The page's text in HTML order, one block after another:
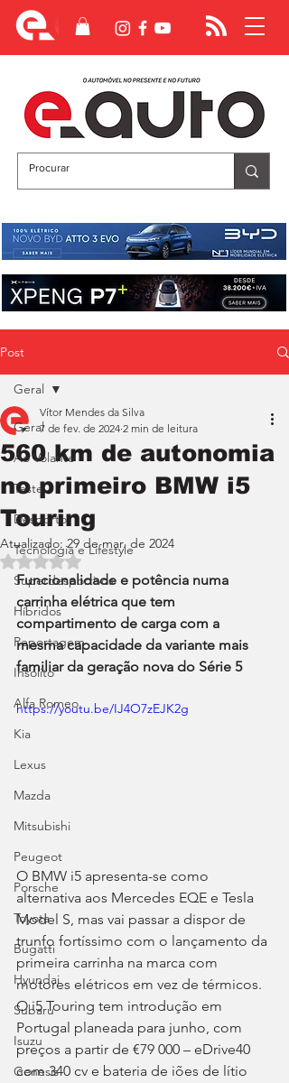
Post
Geral
Ao Volante
Teste
Desporto
Tecnologia e Lifestyle
Superdesportivos
Híbridos
Reportagem
Insólito
Alfa Romeo
Kia
Lexus
Mazda
Mitsubishi
Peugeot
Porsche
Toyota
Bugatti
Hyundai
Subaru
Isuzu
Genesis
Geral
560 km de autonomia
no primeiro BMW i5
Touring
Vítor Mendes da Silva
7 de fev. de 2024 2 min de leitura
Atualizado:29 de mar. de 2024
Avaliado com NaN de 5 estrelas.
Funcionalidade e potência numa
carrinha elétrica que tem
compartimento de carga com a
mesma capacidade da variante mais
familiar da geração nova do Série 5
https://youtu.be/IJ4O7zEJK2g
O BMW i5 apresenta-se como
alternativa aos Mercedes EQE e Tesla
Model S, mas vai passar a dispor de
trunfo fortíssimo com o lançamento da
primeira carrinha na marca com
motores elétricos em vez de térmicos.
O i5 Touring tem introdução em
Portugal planeada para junho, com
preços a partir de €79 000 – eDrive40
com 340 cv e bateria de iões de lítio